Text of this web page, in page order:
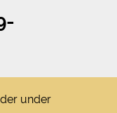
under